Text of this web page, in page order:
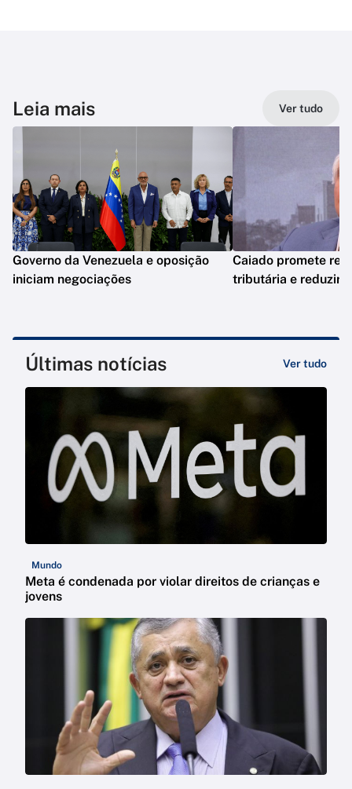
Leia mais Ver tudo
Governo da Venezuela e oposição
iniciam negociações
Caiado promete
tributária e reduzir
Últimas notícias Ver tudo
Mundo
Meta é condenada por violar direitos de crianças e
jovens